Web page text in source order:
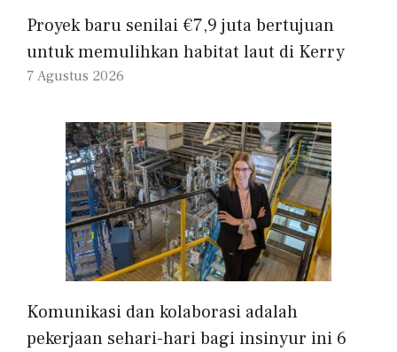
Proyek baru senilai €7,9 juta bertujuan
untuk memulihkan habitat laut di Kerry
7 Agustus 2026
Komunikasi dan kolaborasi adalah
pekerjaan sehari-hari bagi insinyur ini 6